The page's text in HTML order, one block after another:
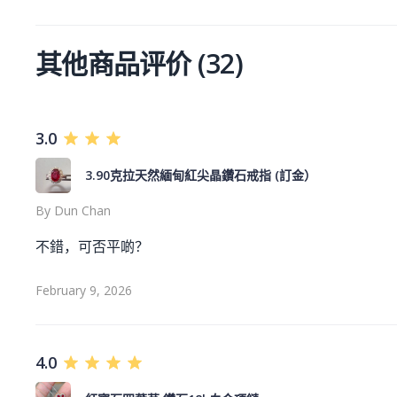
其他商品评价(32)
3.0
3.90克拉天然緬甸紅尖晶鑽石戒指 (訂金）
By Dun Chan
不錯，可否平啲？
February 9, 2026
4.0